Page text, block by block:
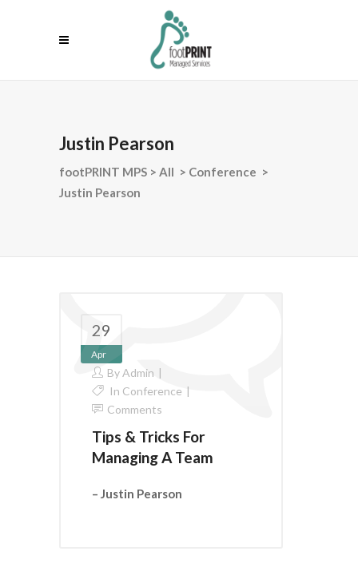
Justin Pearson
footPRINT MPS > All > Conference >
Justin Pearson
29
Apr
ByAdmin
In Conference
Comments
Tips & Tricks For
Managing A Team
– Justin Pearson